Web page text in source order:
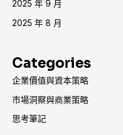
2025 年 9 月
2025 年 8 月
Categories
企業價值與資本策略
市場洞察與商業策略
思考筆記